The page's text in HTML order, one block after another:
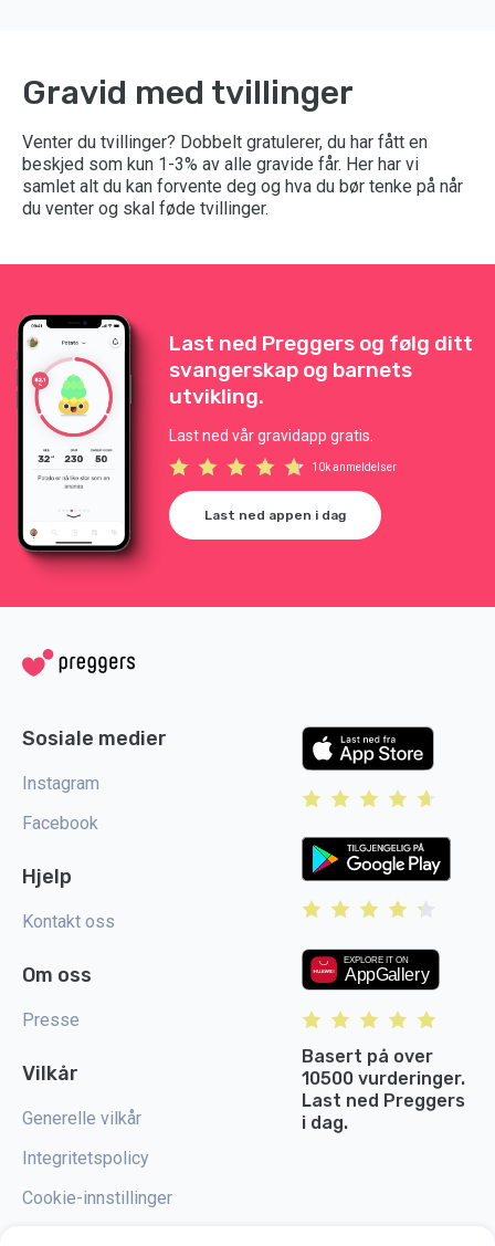
Gravid med tvillinger
Venter du tvillinger? Dobbelt gratulerer, du har fått en
beskjed som kun 1-3% av alle gravide får. Her har vi
samlet alt du kan forvente deg og hva du bør tenke på når
du venter og skal føde tvillinger.
Last ned Preggers og følg ditt
svangerskap og barnets
utvikling.
Last ned vår gravidapp gratis.
10k anmeldelser
Last ned appen i dag
Sosiale medier
Instagram
Facebook
Hjelp
Kontakt oss
Om oss
Presse
Vilkår
Generelle vilkår
Integritetspolicy
Cookie-innstillinger
Basert på over
10500 vurderinger.
Last ned Preggers
i dag.